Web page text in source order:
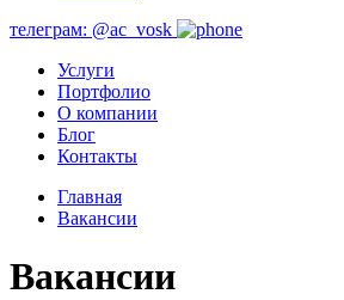
телеграм: @ac_vosk
Услуги
Портфолио
О компании
Блог
Контакты
Главная
Вакансии
Вакансии